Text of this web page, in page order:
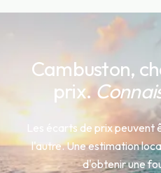
Cambuston,
prix.
Les écarts de prix
l'autre. Une estimation
d'obtenir une